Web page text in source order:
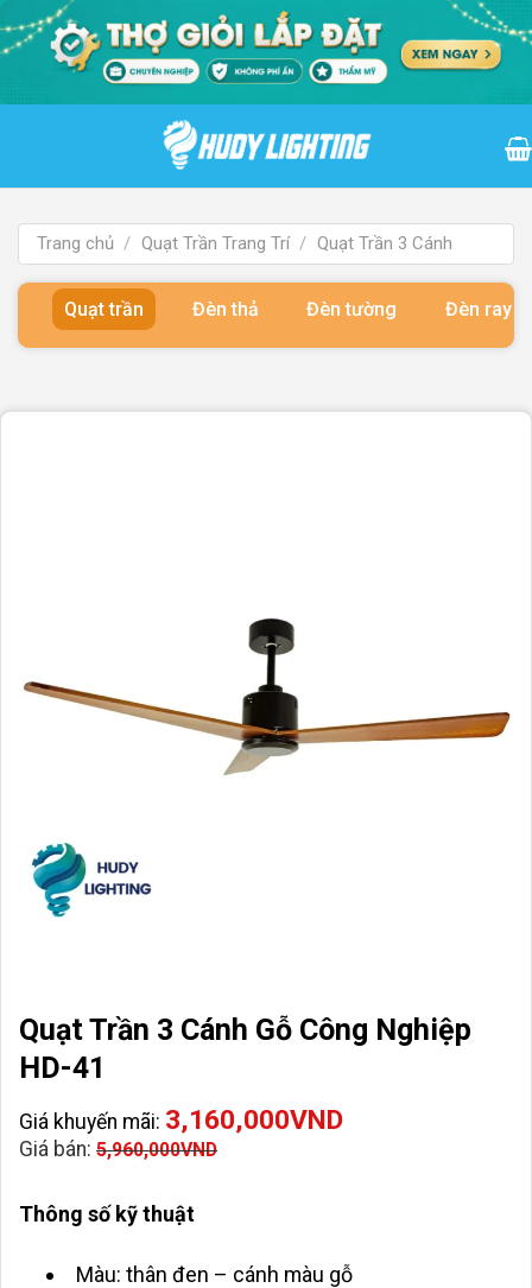
qua
Trang chủ / Quạt Trần Trang Trí / Quạt Trần 3 Cánh
Quạt trần Đèn thả Đèn tường Đèn ray
Quạt Trần 3 Cánh Gỗ Công Nghiệp
HD-41
Giá khuyến mãi: 3,160,000VND
Giá bán: 5,960,000VND
Thông số kỹ thuật
Màu: thân đen – cánh màu gỗ